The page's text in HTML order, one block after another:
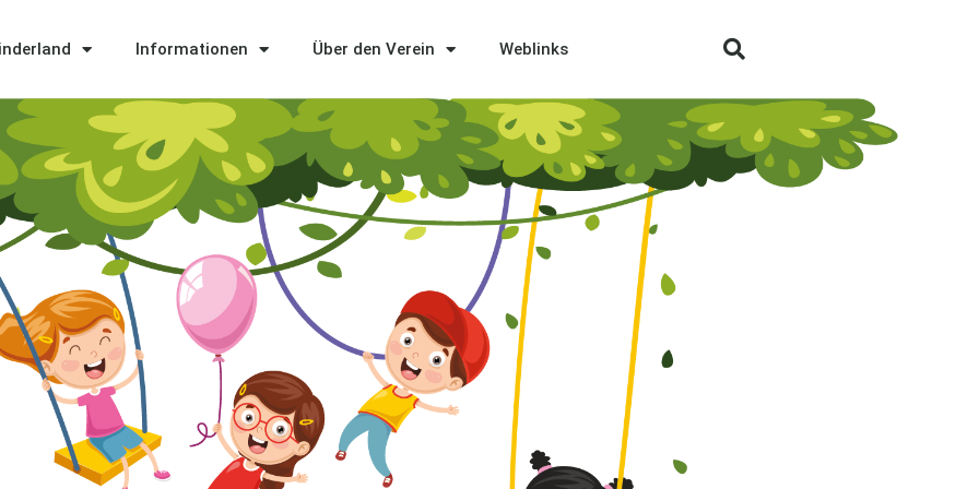
Informationen Über den Verein Weblinks